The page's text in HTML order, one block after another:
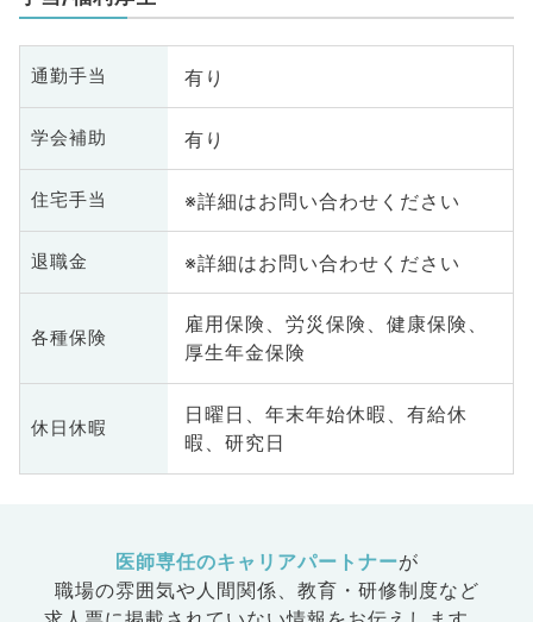
通勤手当 有り
学会補助 有り
住宅手当 ※詳細はお問い合わせください
退職金 ※詳細はお問い合わせください
各種保険
雇用保険、労災保険、健康保険、
厚生年金保険
休日休暇
日曜日、年末年始休暇、有給休
暇、研究日
医師専任のキャリアパートナーが
職場の雰囲気や人間関係、 教育・研修制度など